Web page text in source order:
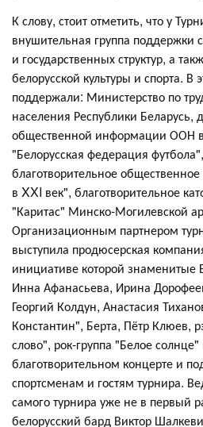
К слову, стоит отметить, что у
внушительная группа поддержки
и государственных структур, а
белорусской культуры и спорта. В
поддержали: Министерство по
населения Республики Беларусь,
общественной информации ООН
"Белорусская федерация
благотворительное
в XXI век", благотворительное
"Каритас" Минско-Могилевской
Организационным партнером
выступила продюсерская
инициативе которой знаменитые
Инна Афанасьева, Ирина
Георгий Колдун, Анастасия
Константин", Берта, Пётр Клюев,
слово", рок-группа "Белое
благотворительном концерте и
спортсменам и гостям турнира.
самого турнира уже не в первый
белорусский бард Виктор